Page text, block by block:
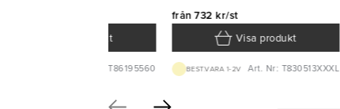
Visa produkt
Art. Nr: T86195560
från732 kr/st
Visa produkt
BEST.VARA 1-2V Art. Nr: T830513XXXL